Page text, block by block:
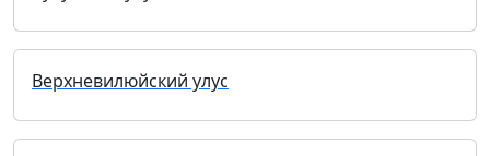
Верхневилюйский улус